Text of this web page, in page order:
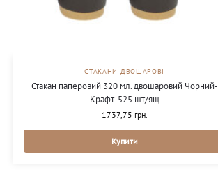
СТАКАНИ ДВОШАРОВІ
Стакан паперовий 320 мл. двошаровий Чорний-
Крафт. 525 шт/ящ
1737,75 грн.
Купити